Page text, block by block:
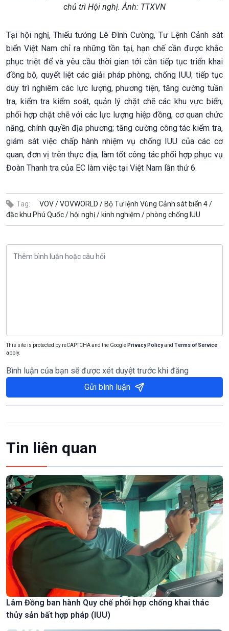
chủ trì Hội nghị. Ảnh: TTXVN
Tại hội nghị, Thiếu tướng Lê Đình Cường, Tư Lệnh Cảnh sát
biển Việt Nam chỉ ra những tồn tại, hạn chế cần được khắc
phục triệt để và yêu cầu thời gian tới cần tiếp tục triển khai
đồng bộ, quyết liệt các giải pháp phòng, chống IUU; tiếp tục
duy trì nghiêm các lực lượng, phương tiện, tăng cường tuần
tra, kiểm tra kiểm soát, quản lý chặt chẽ các khu vực biển;
phối hợp chặt chẽ với các lực lượng hiệp đồng, cơ quan chức
năng, chính quyền địa phương; tăng cường công tác kiểm tra,
giám sát việc chấp hành nhiệm vụ chống IUU của các cơ
quan, đơn vị trên thực địa; làm tốt công tác phối hợp phục vụ
Đoàn Thanh tra của EC làm việc tại Việt Nam lần thứ 6.
Tag: VOV /VOVWORLD / Bộ Tư lệnh Vùng Cảnh sát biển 4 /
đặc khu Phú Quốc / hội nghị / kinh nghiệm /phòng chống IUU
This site is protected by reCAPTCHA and the Google Privacy Policyand Terms of Service
apply.
Bình luận của bạn sẽ được xét duyệt trước khi đăng
Gửi bình luận
Tin liên quan
Lâm Đồng ban hành Quy chế phối hợp chống khai thác
thủy sản bất hợp pháp (IUU)